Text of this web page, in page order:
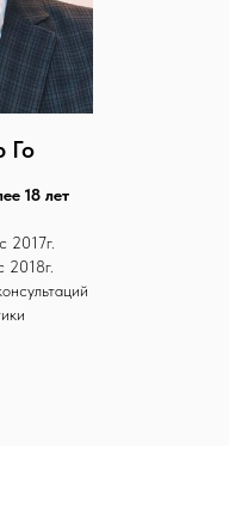
Го
18 лет
2017г.
2018г.